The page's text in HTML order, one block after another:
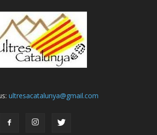
ultresacatalunya@gmail.com